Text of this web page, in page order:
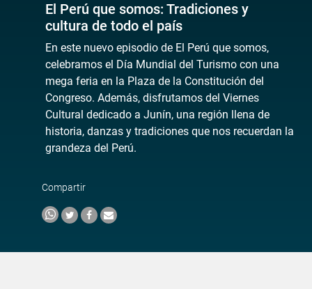
El Perú que somos: Tradiciones y
cultura de todo el país
En este nuevo episodio de El Perú que somos,
celebramos el Día Mundial del Turismo con una
mega feria en la Plaza de la Constitución del
Congreso. Además, disfrutamos del Viernes
Cultural dedicado a Junín, una región llena de
historia, danzas y tradiciones que nos recuerdan la
grandeza del Perú.
Compartir